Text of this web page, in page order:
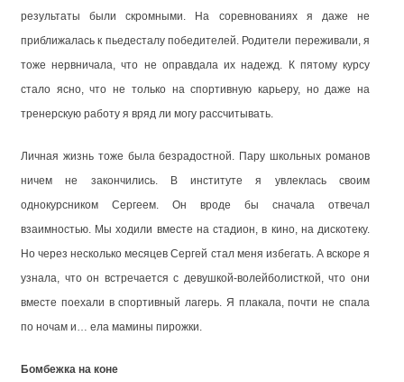
результаты были скромными. На соревнованиях я даже не
приближалась к пьедесталу победителей. Родители переживали, я
тоже нервничала, что не оправдала их надежд. К пятому курсу
стало ясно, что не только на спортивную карьеру, но даже на
тренерскую работу я вряд ли могу рассчитывать.
Личная жизнь тоже была безрадостной. Пару школьных романов
ничем не закончились. В институте я увлеклась своим
однокурсником Сергеем. Он вроде бы сначала отвечал
взаимностью. Мы ходили вместе на стадион, в кино, на дискотеку.
Но через несколько месяцев Сергей стал меня избегать. А вскоре я
узнала, что он встречается с девушкой-волейболисткой, что они
вместе поехали в спортивный лагерь. Я плакала, почти не спала
по ночам и… ела мамины пирожки.
Бомбежка на коне